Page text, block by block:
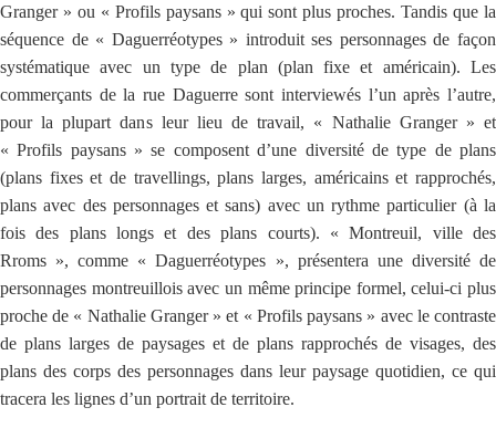
Granger » ou « Profils paysans » qui sont plus proches. Tandis que la
séquence de « Daguerréotypes » introduit ses personnages de façon
systématique avec un type de plan (plan fixe et américain). Les
commerçants de la rue Daguerre sont interviewés l’un après l’autre,
pour la plupart dans leur lieu de travail, « Nathalie Granger » et
« Profils paysans » se composent d’une diversité de type de plans
(plans fixes et de travellings, plans larges, américains et rapprochés,
plans avec des personnages et sans) avec un rythme particulier (à la
fois des plans longs et des plans courts). « Montreuil, ville des
Rroms », comme « Daguerréotypes », présentera une diversité de
personnages montreuillois avec un même principe formel, celui-ci plus
proche de « Nathalie Granger » et « Profils paysans » avec le contraste
de plans larges de paysages et de plans rapprochés de visages, des
plans des corps des personnages dans leur paysage quotidien, ce qui
tracera les lignes d’un portrait de territoire.